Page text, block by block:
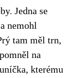
Jedna se
nemohl
tam měl trn,
na
kterému